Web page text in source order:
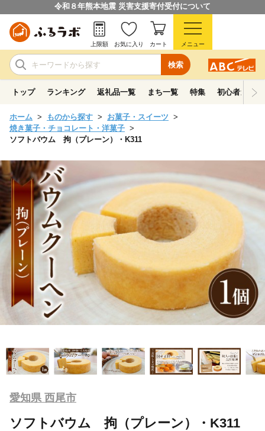
令和８年熊本地震 災害支援寄付受付について
検索
上限額 お気に入り カート メニュー
トップ ランキング 返礼品一覧 まち一覧 特集 初心者ガイド
ホーム ものから探す
お菓子・スイーツ
焼き菓子・チョコレート・洋菓子
ソフトバウム 拘（プレーン）・K311
愛知県 西尾市
ソフトバウム 拘（プレーン）・K311